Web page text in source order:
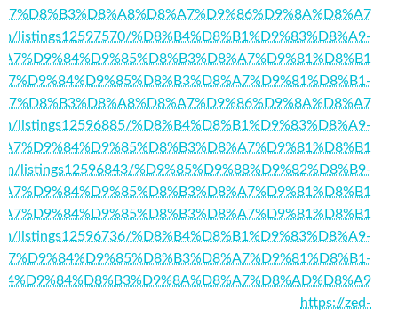
listings12597570/%D8%B4%D8%B1%D9%83%D8%A9-
listings12596885/%D8%B4%D8%B1%D9%83%D8%A9-
listings12596843/%D9%85%D9%88%D9%82%D8%B9-
listings12596736/%D8%B4%D8%B1%D9%83%D8%A9-
https://zed-